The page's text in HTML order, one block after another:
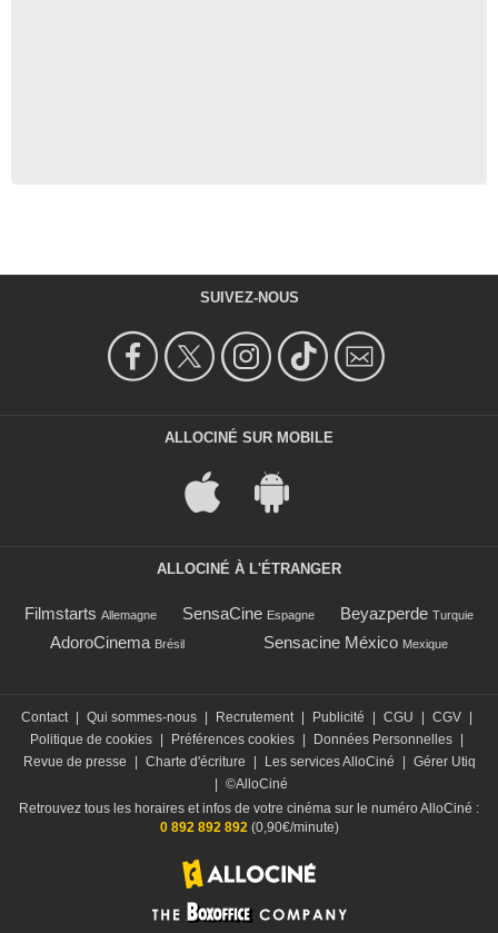
SUIVEZ-NOUS
ALLOCINÉ SUR MOBILE
ALLOCINÉ À L'ÉTRANGER
Filmstarts Allemagne SensaCine Espagne Beyazperde Turquie
AdoroCinema Brésil Sensacine México Mexique
Contact Qui sommes-nous Recrutement Publicité CGU CGV
Politique de cookies
Préférences cookies Données Personnelles
Revue de presse
Charte d'écriture Les services AlloCiné
Gérer Utiq
©AlloCiné
Retrouvez tous les horaires et infos de votre cinéma sur le numéro AlloCiné :
0 892 892 892(0,90€/minute)